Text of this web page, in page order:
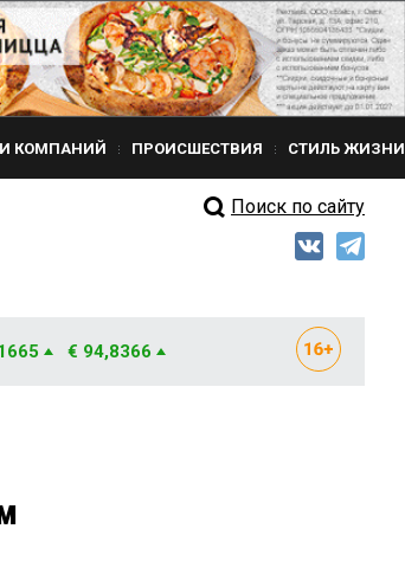
КОМПАНИЙ ПРОИСШЕСТВИЯ СТИЛЬ ЖИЗНИ
Поиск по сайту
€ 94,8366